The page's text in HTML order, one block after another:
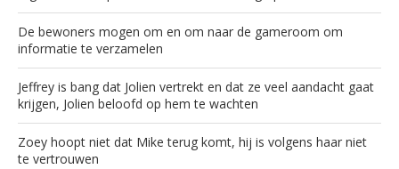
De bewoners mogen om en om naar de gameroom om
informatie te verzamelen
Jeffrey is bang dat Jolien vertrekt en dat ze veel aandacht gaat
krijgen, Jolien beloofd op hem te wachten
Zoey hoopt niet dat Mike terug komt, hij is volgens haar niet
te vertrouwen